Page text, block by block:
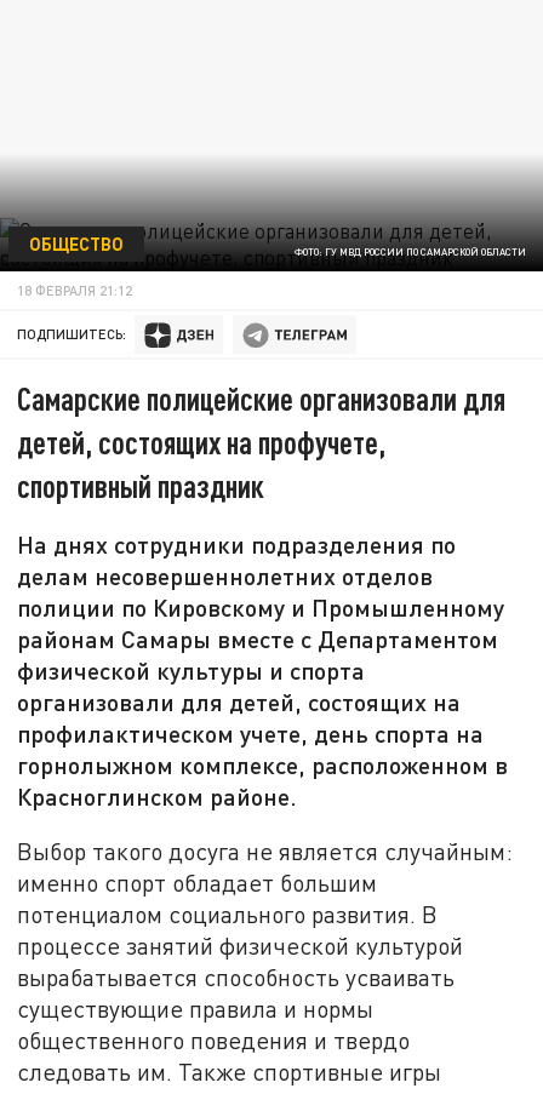
ФОТО: ГУ МВД РОССИИ ПО САМАРСКОЙ ОБЛАСТИ
ОБЩЕСТВО
18 ФЕВРАЛЯ 21:12
ПОДПИШИТЕСЬ:
Самарские полицейские организовали для
детей, состоящих на профучете,
спортивный праздник
На днях сотрудники подразделения по
делам несовершеннолетних отделов
полиции по Кировскому и Промышленному
районам Самары вместе с Департаментом
физической культуры и спорта
организовали для детей, состоящих на
профилактическом учете, день спорта на
горнолыжном комплексе, расположенном в
Красноглинском районе.
Выбор такого досуга не является случайным:
именно спорт обладает большим
потенциалом социального развития. В
процессе занятий физической культурой
вырабатывается способность усваивать
существующие правила и нормы
общественного поведения и твердо
следовать им. Также спортивные игры